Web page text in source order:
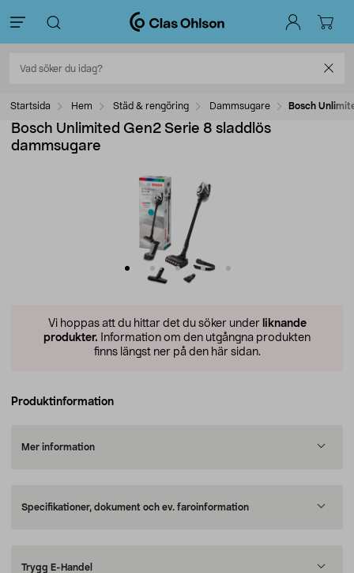
Startsida Hem Städ & rengöring Dammsugare Bosch
Bosch Unlimited Gen2 Serie 8 sladdlös
dammsugare
Vi hoppas att du hittar det du söker under liknande
produkter. Information om den utgångna produkten
finns längst ner på den här sidan.
Produktinformation
Mer information
Specifikationer, dokument och ev. faroinformation
Trygg E-Handel